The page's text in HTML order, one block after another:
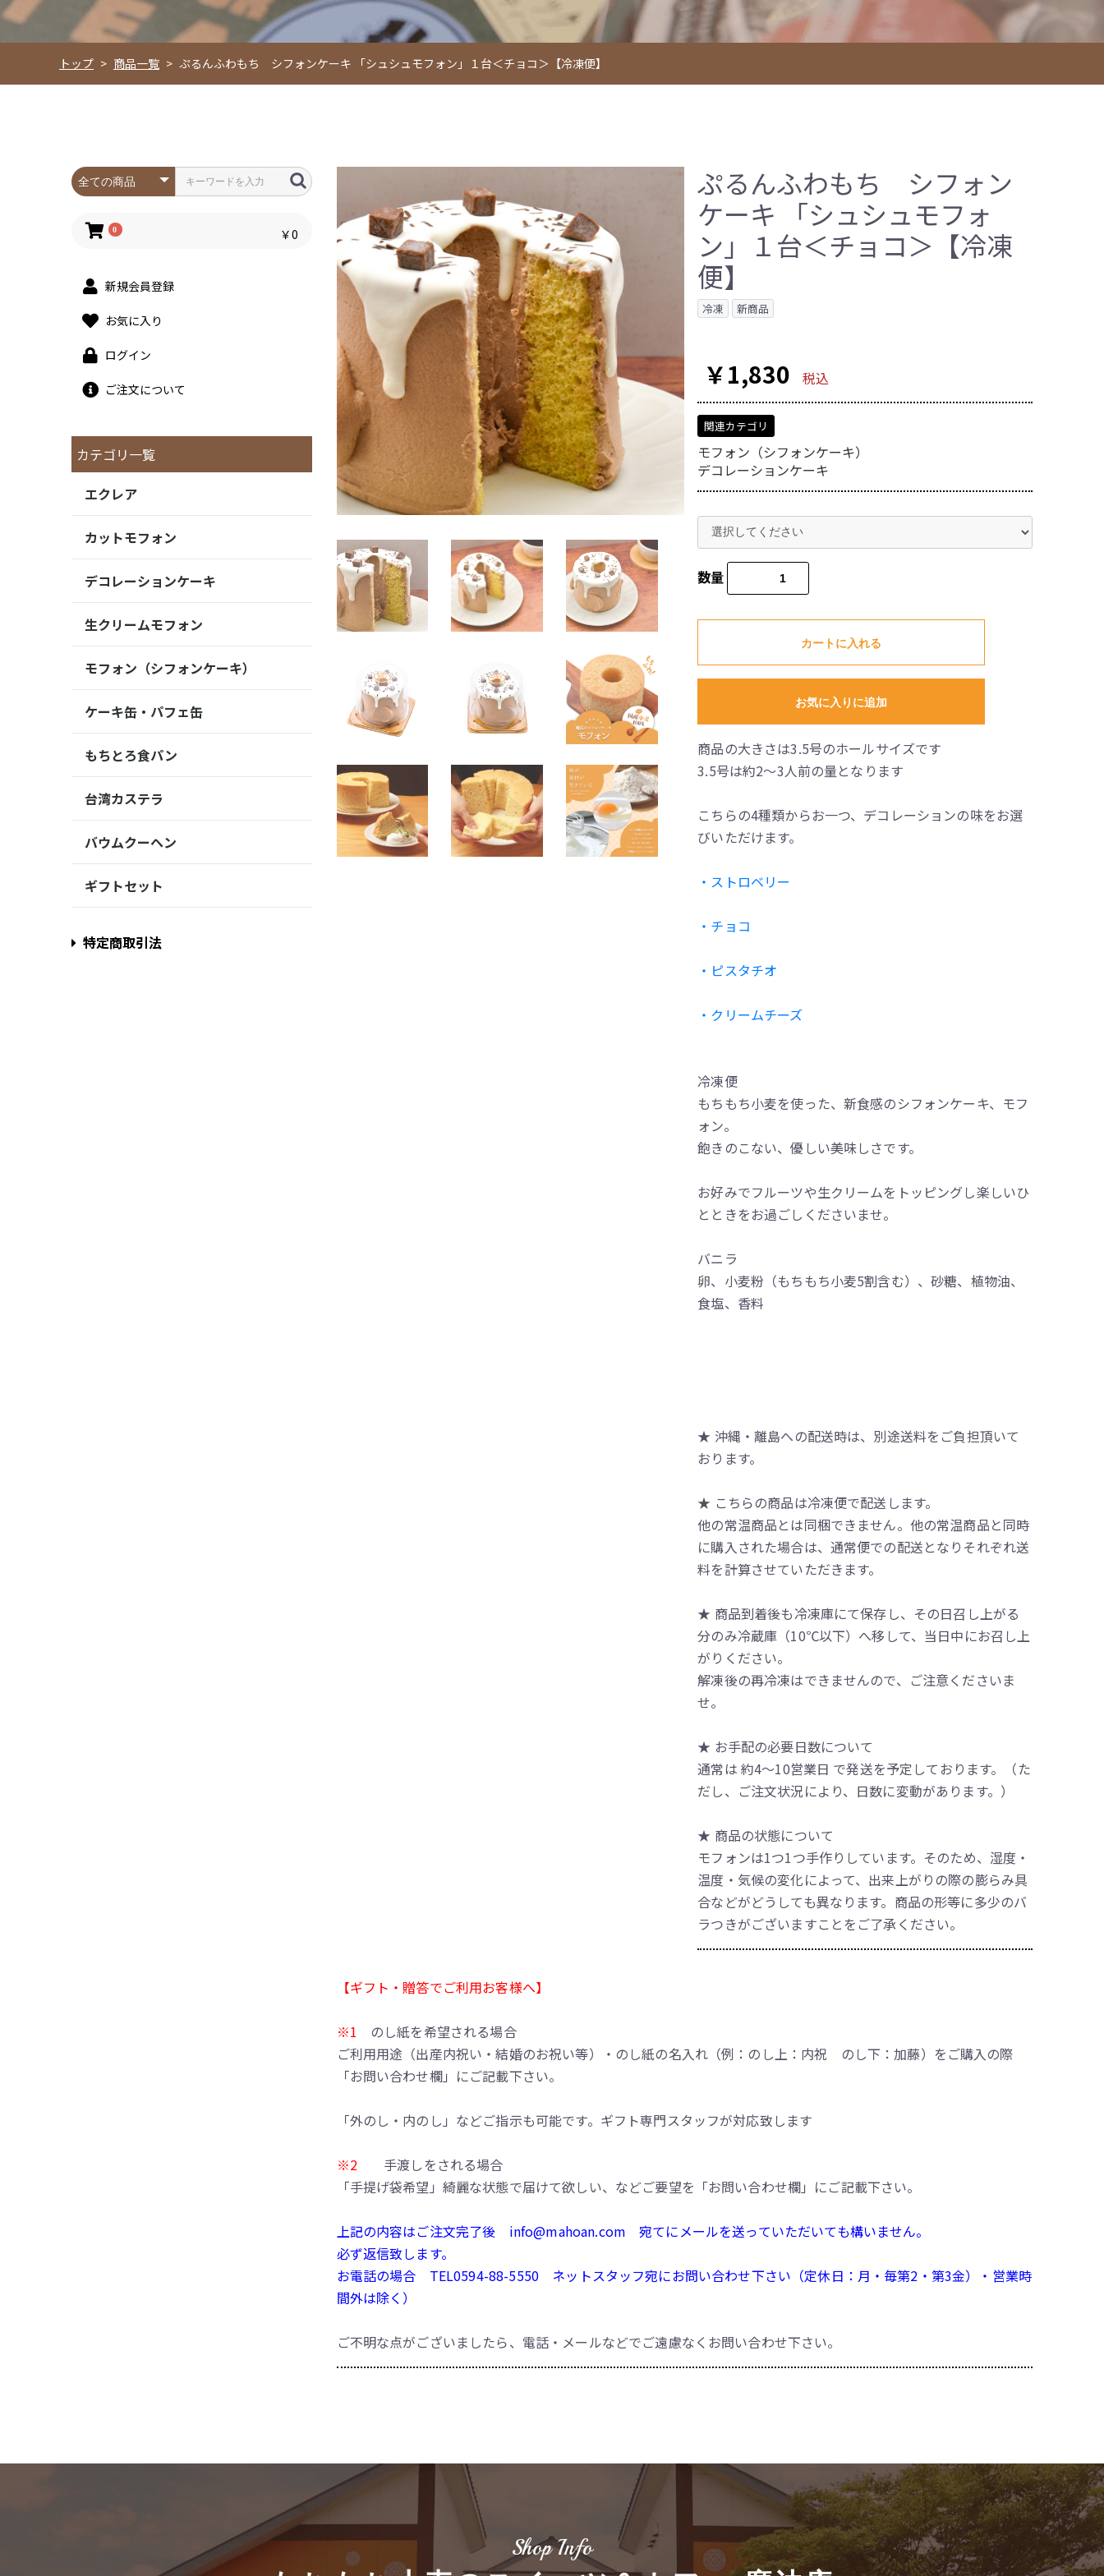
トップ > 商品一覧 > ぷるんふわもち シフォンケーキ 「シュシュモフォン」１台＜チョコ＞【冷凍便】
0 ￥0
新規会員登録
お気に入り
ログイン
ご注文について
カテゴリ一覧
エクレア
カットモフォン
デコレーションケーキ
生クリームモフォン
モフォン（シフォンケーキ）
ケーキ缶・パフェ缶
もちとろ食パン
台湾カステラ
バウムクーヘン
ギフトセット
特定商取引法
ぷるんふわもち シフォン
ケーキ 「シュシュモフォ
ン」１台＜チョコ＞【冷凍
便】
冷凍 新商品
￥1,830 税込
関連カテゴリ
モフォン（シフォンケーキ）
デコレーションケーキ
数量
カートに入れる
お気に入りに追加
商品の大きさは3.5号のホールサイズです
3.5号は約2～3人前の量となります
こちらの4種類からお一つ、デコレーションの味をお選
びいただけます。
・ストロベリー
・チョコ
・ピスタチオ
・クリームチーズ
冷凍便
もちもち小麦を使った、新食感のシフォンケーキ、モフ
ォン。
飽きのこない、優しい美味しさです。
お好みでフルーツや生クリームをトッピングし楽しいひ
とときをお過ごしくださいませ。
バニラ
卵、小麦粉（もちもち小麦5割含む）、砂糖、植物油、
食塩、香料
★ 沖縄・離島への配送時は、別途送料をご負担頂いて
おります。
★ こちらの商品は冷凍便で配送します。
他の常温商品とは同梱できません。他の常温商品と同時
に購入された場合は、通常便での配送となりそれぞれ送
料を計算させていただきます。
★ 商品到着後も冷凍庫にて保存し、その日召し上がる
分のみ冷蔵庫（10℃以下）へ移して、当日中にお召し上
がりください。
解凍後の再冷凍はできませんので、ご注意くださいま
せ。
★ お手配の必要日数について
通常は 約4～10営業日 で発送を予定しております。（た
だし、ご注文状況により、日数に変動があります。）
★ 商品の状態について
モフォンは1つ1つ手作りしています。そのため、湿度・
温度・気候の変化によって、出来上がりの際の膨らみ具
合などがどうしても異なります。商品の形等に多少のバ
ラつきがございますことをご了承ください。
【ギフト・贈答でご利用お客様へ】
※1 のし紙を希望される場合
ご利用用途（出産内祝い・結婚のお祝い等）・のし紙の名入れ（例：のし上：内祝 のし下：加藤）をご購入の際
「お問い合わせ欄」にご記載下さい。
「外のし・内のし」などご指示も可能です。ギフト専門スタッフが対応致します
※2手渡しをされる場合
「手提げ袋希望」綺麗な状態で届けて欲しい、などご要望を「お問い合わせ欄」にご記載下さい。
上記の内容はご注文完了後 info@mahoan.com 宛てにメールを送っていただいても構いません。
必ず返信致します。
お電話の場合 TEL0594-88-5550 ネットスタッフ宛にお問い合わせ下さい（定休日：月・毎第2・第3金）・営業時
間外は除く）
ご不明な点がございましたら、電話・メールなどでご遠慮なくお問い合わせ下さい。
Shop Info